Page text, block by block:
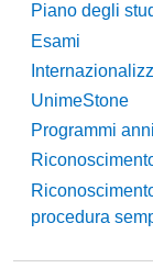
Piano degli
Esami
UnimeStone
Programmi
procedura